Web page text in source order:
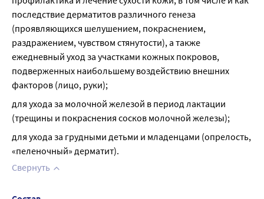
последствие дерматитов различного генеза
(проявляющихся шелушением, покраснением,
раздражением, чувством стянутости), а также
ежедневный уход за участками кожных покровов,
подверженных наибольшему воздействию внешних
факторов (лицо, руки);
для ухода за молочной железой в период лактации
(трещины и покраснения сосков молочной железы);
для ухода за грудными детьми и младенцами (опрелость,
«пеленочный» дерматит).
Свернуть